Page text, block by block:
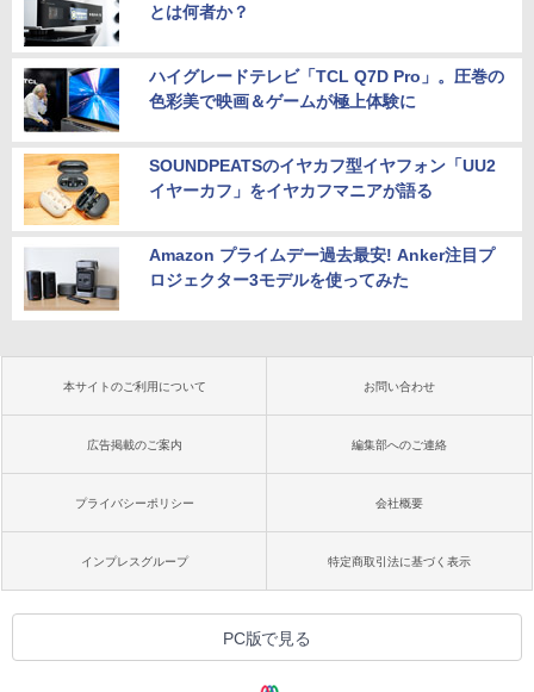
とは何者か？
ハイグレードテレビ「TCL Q7D Pro」。圧巻の
色彩美で映画＆ゲームが極上体験に
SOUNDPEATSのイヤカフ型イヤフォン「UU2
イヤーカフ」をイヤカフマニアが語る
Amazon プライムデー過去最安! Anker注目プ
ロジェクター3モデルを使ってみた
本サイトのご利用について お問い合わせ
広告掲載のご案内 編集部へのご連絡
プライバシーポリシー 会社概要
インプレスグループ 特定商取引法に基づく表示
PC版で見る